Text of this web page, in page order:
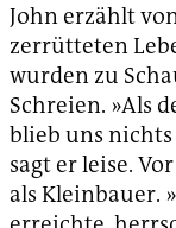
John erzählt
zerrütteten
wurden zu
Schreien. »Als
blieb uns
sagt er leise.
als Kleinbauer.